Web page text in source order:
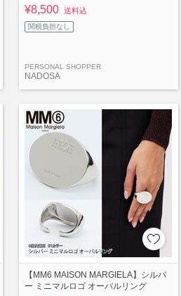
¥8,500 送料込
関税負担なし
PERSONAL SHOPPER
NADOSA
【MM6 MAISON MARGIELA】シルバ
ー ミニマルロゴ オーバルリング